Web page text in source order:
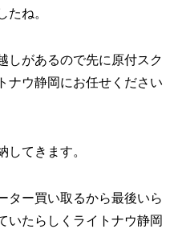
ね。
しがあるので先に原付スク
ナウ静岡にお任せください
てきます。
ター買い取るから最後いら
いたらしくライトナウ静岡